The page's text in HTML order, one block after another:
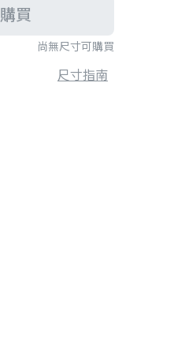
尚無尺寸可購買
購買
尺寸指南